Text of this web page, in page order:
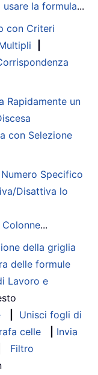
la formula...
con Criteri
Rapidamente un
con Selezione
Specifico
Disattiva lo
...
della griglia
delle formule
Lavoro e
Unisci fogli di
celle
Invia
Filtro